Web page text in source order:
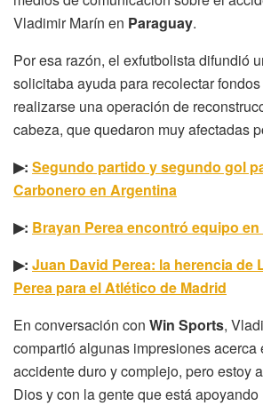
Vladimir Marín en Paraguay.
Por esa razón, el exfutbolista difundió
solicitaba ayuda para recolectar
realizarse una operación de
cabeza, que quedaron muy afectadas
▶: Segundo partido y segundo gol
Carbonero en Argentina
▶: Brayan Perea encontró equipo
▶: Juan David Perea: la herencia de
Perea para el Atlético de Madrid
En conversación con Win Sports,
compartió algunas impresiones acerca
accidente duro y complejo, pero estoy
Dios y con la gente que está apoyando